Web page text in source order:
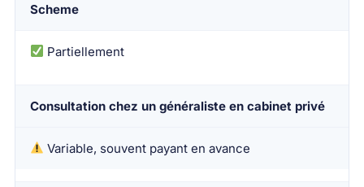
Scheme
Partiellement
Consultation chez un généraliste en cabinet privé
Variable, souvent payant en avance